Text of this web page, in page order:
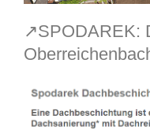
↗️SPODAREK: